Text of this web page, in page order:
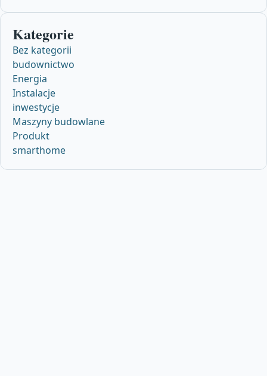
Kategorie
Bez kategorii
budownictwo
Energia
Instalacje
inwestycje
Maszyny budowlane
Produkt
smarthome